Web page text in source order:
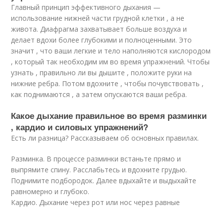
Главный принцип эффективного дыхания —
использование нижней части грудной клетки , а не
живота. Диафрагма захватывает больше воздуха и
делает вдохи более глубокими и полноценными. Это
значит , что ваши легкие и тело наполняются кислородом
, который так необходим им во время упражнений. Чтобы
узнать , правильно ли вы дышите , положите руки на
нижние ребра. Потом вдохните , чтобы почувствовать ,
как поднимаются , а затем опускаются ваши ребра.
Какое дыхание правильное во время разминки
, кардио и силовых упражнений?
Есть ли разница? Рассказываем об основных правилах.
Разминка. В процессе разминки встаньте прямо и
выпрямите спину. Расслабьтесь и вдохните грудью.
Поднимите подбородок. Далее вдыхайте и выдыхайте
равномерно и глубоко.
Кардио. Дыхание через рот или нос через равные